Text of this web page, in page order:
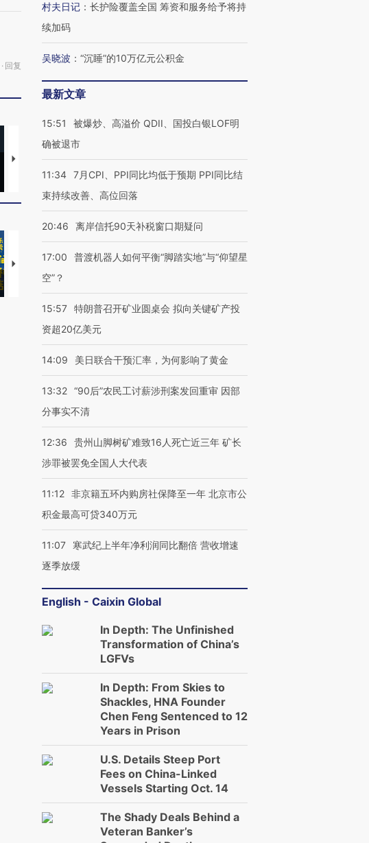
· 回复
视线｜“入侵”还是“人道危
机”？难民潮撕裂西班牙
湖北宜昌局部短时降雨
128毫米 紧急转移近
哈尔滨遭遇短时极端强降
雨 3小时累计雨量超80毫
【推广】走进第四届链博
会，让数智科技“链”接产
【商旅对话】华住集团
村夫日记 ： 长护险覆盖全国 筹资和服务给予将持
续加码
吴晓波 ： “沉睡”的10万亿元公积金
最新文章
15:51
被爆炒、高溢价 QDII、国投白银LOF明
确被退市
11:34 7月CPI、PPI同比均低于预期 PPI同比结
束持续改善、高位回落
20:46 离岸信托90天补税窗口期疑问
17:00
普渡机器人如何平衡“脚踏实地”与“仰望星
空”？
15:57 特朗普召开矿业圆桌会 拟向关键矿产投
资超20亿美元
14:09 美日联合干预汇率，为何影响了黄金
13:32 “90后”农民工讨薪涉刑案发回重审 因部
分事实不清
12:36
贵州山脚树矿难致16人死亡近三年 矿长
涉罪被罢免全国人大代表
11:12 非京籍五环内购房社保降至一年 北京市公
积金最高可贷340万元
11:07
寒武纪上半年净利润同比翻倍 营收增速
逐季放缓
English - Caixin Global
In Depth: The Unfinished
Transformation of China’s
LGFVs
In Depth: From Skies to
Shackles, HNA Founder
Chen Feng Sentenced to 12
Years in Prison
U.S. Details Steep Port
Fees on China-Linked
Vessels Starting Oct. 14
The Shady Deals Behind a
Veteran Banker’s